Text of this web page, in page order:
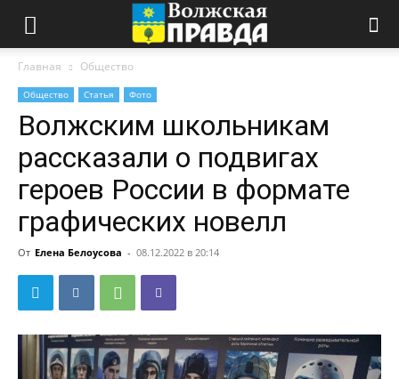
Главная Общество
Общество Статья Фото
Волжским школьникам
рассказали о подвигах
героев России в формате
графических новелл
От Елена Белоусова - 08.12.2022 в 20:14